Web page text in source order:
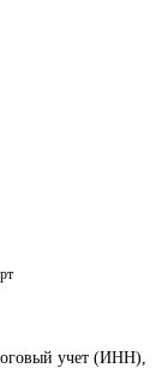
учет (ИНН),